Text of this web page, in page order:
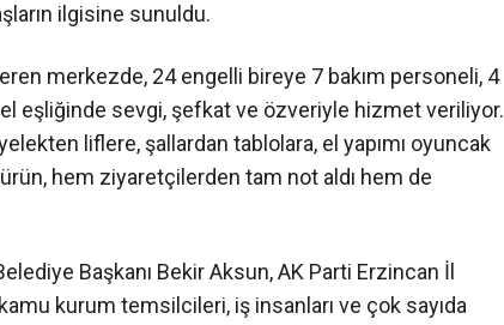
ilgisine sunuldu.
merkezde, 24 engelli bireye 7 bakım personeli, 4
eşliğinde sevgi, şefkat ve özveriyle hizmet veriliyor.
liflere, şallardan tablolara, el yapımı oyuncak
hem ziyaretçilerden tam not aldı hem de
Başkanı Bekir Aksun, AK Parti Erzincan İl
kurum temsilcileri, iş insanları ve çok sayıda